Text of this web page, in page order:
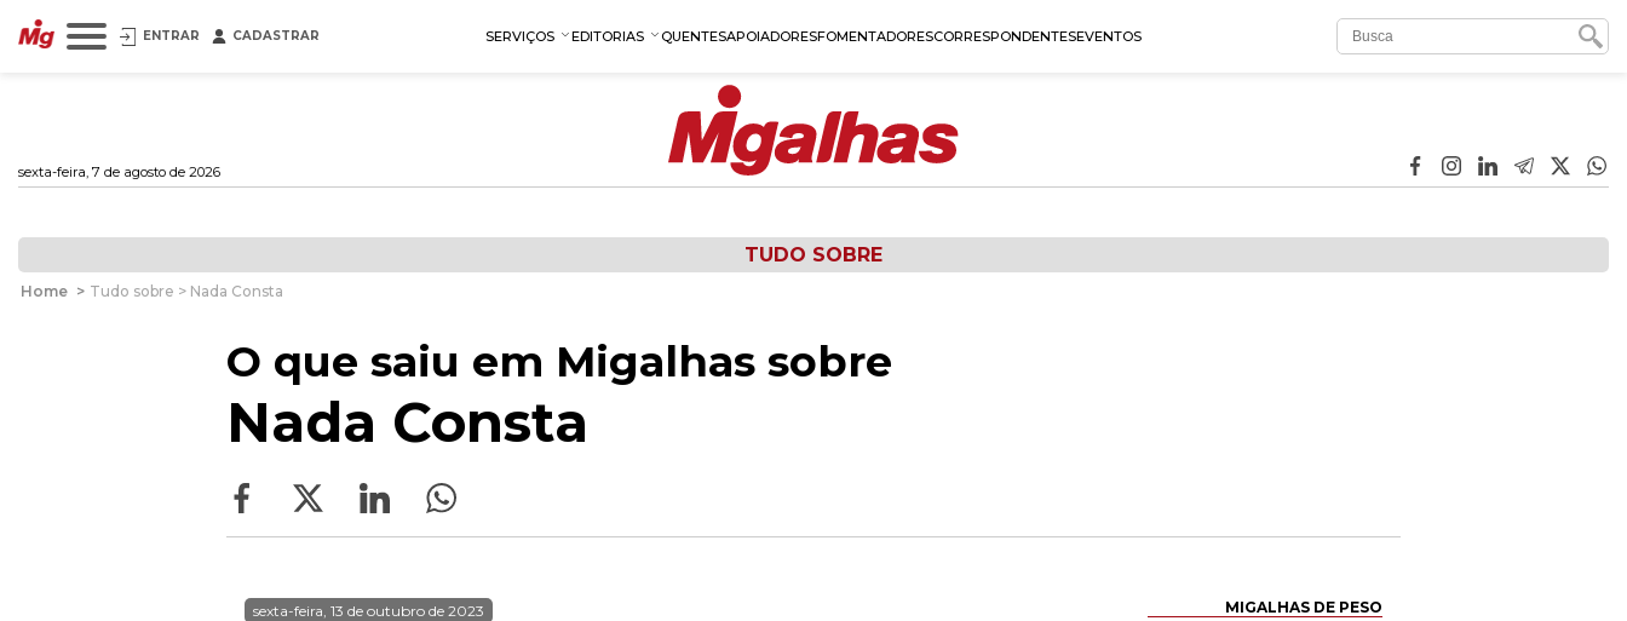
ENTRAR CADASTRAR SERVIÇOS EDITORIAS QUENTESAPOIADORESFOMENTADORESCORRESPONDENTESEVENTOS
sexta-feira, 7 de agosto de 2026
TUDO SOBRE
Home > Tudo sobre > Nada Consta
O que saiu em Migalhas sobre
Nada Consta
MIGALHAS DE PESO
sexta-feira, 13 de outubro de 2023